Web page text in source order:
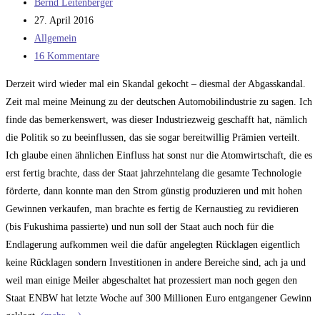
Autor:
Bernd Leitenberger
Beitrag
veröffentlicht:
27. April 2016
Beitrags-
Kategorie:
Allgemein
Beitrags-
16 Kommentare
Derzeit wird wieder mal ein Skandal gekocht – diesmal der Abgasskandal.
Zeit mal meine Meinung zu der deutschen Automobilindustrie zu sagen. Ich
finde das bemerkenswert, was dieser Industriezweig geschafft hat, nämlich
die Politik so zu beeinflussen, das sie sogar bereitwillig Prämien verteilt.
Ich glaube einen ähnlichen Einfluss hat sonst nur die Atomwirtschaft, die es
erst fertig brachte, dass der Staat jahrzehntelang die gesamte Technologie
förderte, dann konnte man den Strom günstig produzieren und mit hohen
Gewinnen verkaufen, man brachte es fertig de Kernaustieg zu revidieren
(bis Fukushima passierte) und nun soll der Staat auch noch für die
Endlagerung aufkommen weil die dafür angelegten Rücklagen eigentlich
keine Rücklagen sondern Investitionen in andere Bereiche sind, ach ja und
weil man einige Meiler abgeschaltet hat prozessiert man noch gegen den
Staat ENBW hat letzte Woche auf 300 Millionen Euro entgangener Gewinn